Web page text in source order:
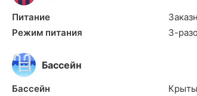
Питание
Режим питания
3-
Бассейн
Бассейн